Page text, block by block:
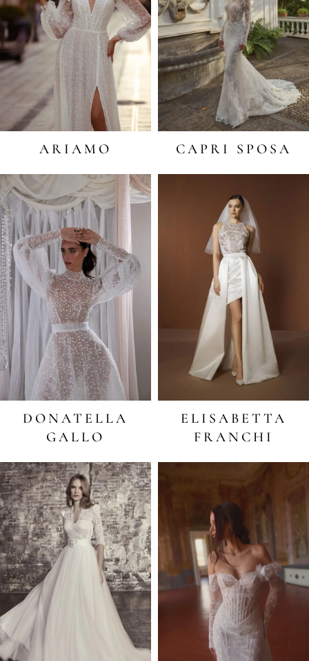
ARIAMO CAPRI SPOSA
DONATELLA
GALLO
ELISABETTA
FRANCHI